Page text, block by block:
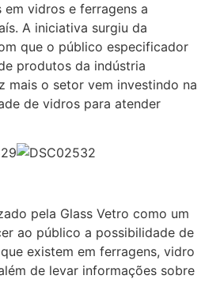
vidros e ferragens a
A iniciativa surgiu da
que o público especificador
produtos da indústria
mais o setor vem investindo na
de vidros para atender
pela Glass Vetro como um
ao público a possibilidade de
existem em ferragens, vidro
de levar informações sobre